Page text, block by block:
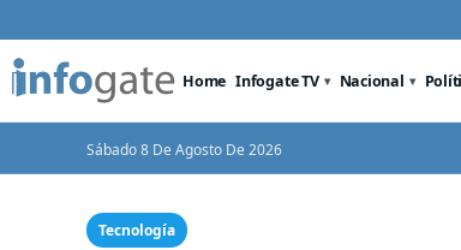
Home Infogate TV Nacional
Sábado 8 De Agosto De 2026
Tecnología